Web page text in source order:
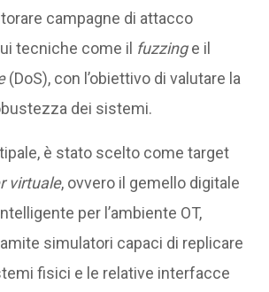
campagne di attacco
tecniche come il fuzzinge il
(DoS), con l’obiettivo di valutare la
dei sistemi.
è stato scelto come target
virtuale, ovvero il gemello digitale
per l’ambiente OT,
simulatori capaci di replicare
fisici e le relative interfacce